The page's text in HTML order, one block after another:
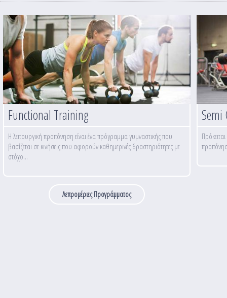
Functional Training
Η λειτουργική προπόνηση είναι ένα πρόγραμμα γυμναστικής που
βασίζεται σε κινήσεις που αφορούν καθημερινές δραστηριότητες με
στόχο...
Λεπρομέριες Προγράμματος
Semi